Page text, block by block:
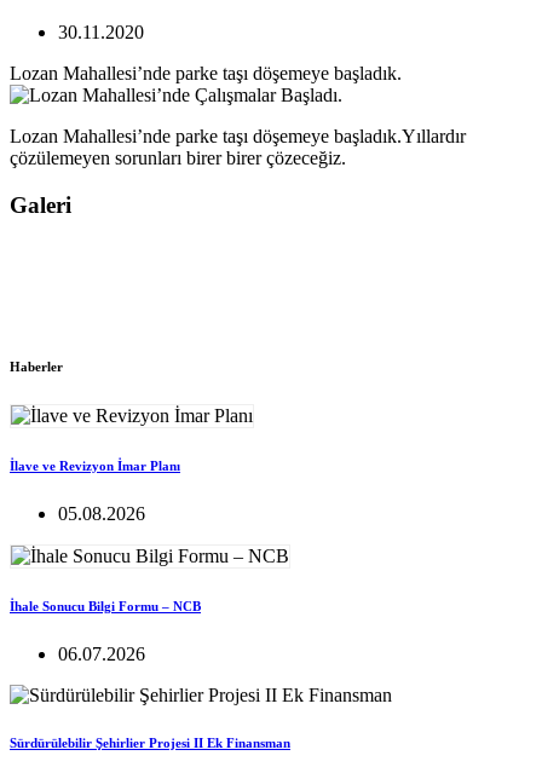
30.11.2020
Lozan Mahallesi’nde parke taşı döşemeye başladık.
Lozan Mahallesi’nde parke taşı döşemeye başladık.Yıllardır
çözülemeyen sorunları birer birer çözeceğiz.
Galeri
Haberler
İlave ve Revizyon İmar Planı
05.08.2026
İhale Sonucu Bilgi Formu – NCB
06.07.2026
Sürdürülebilir Şehirlier Projesi II Ek Finansman